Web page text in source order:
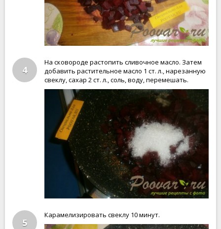
4
На сковороде растопить сливочное масло. Затем
добавить растительное масло 1 ст. л., нарезанную
свеклу, сахар 2 ст. л., соль, воду, перемешать.
5
Карамелизировать свеклу 10 минут.